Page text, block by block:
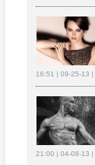
16:51 | 09-25-13 |
21:00 | 04-08-13 |